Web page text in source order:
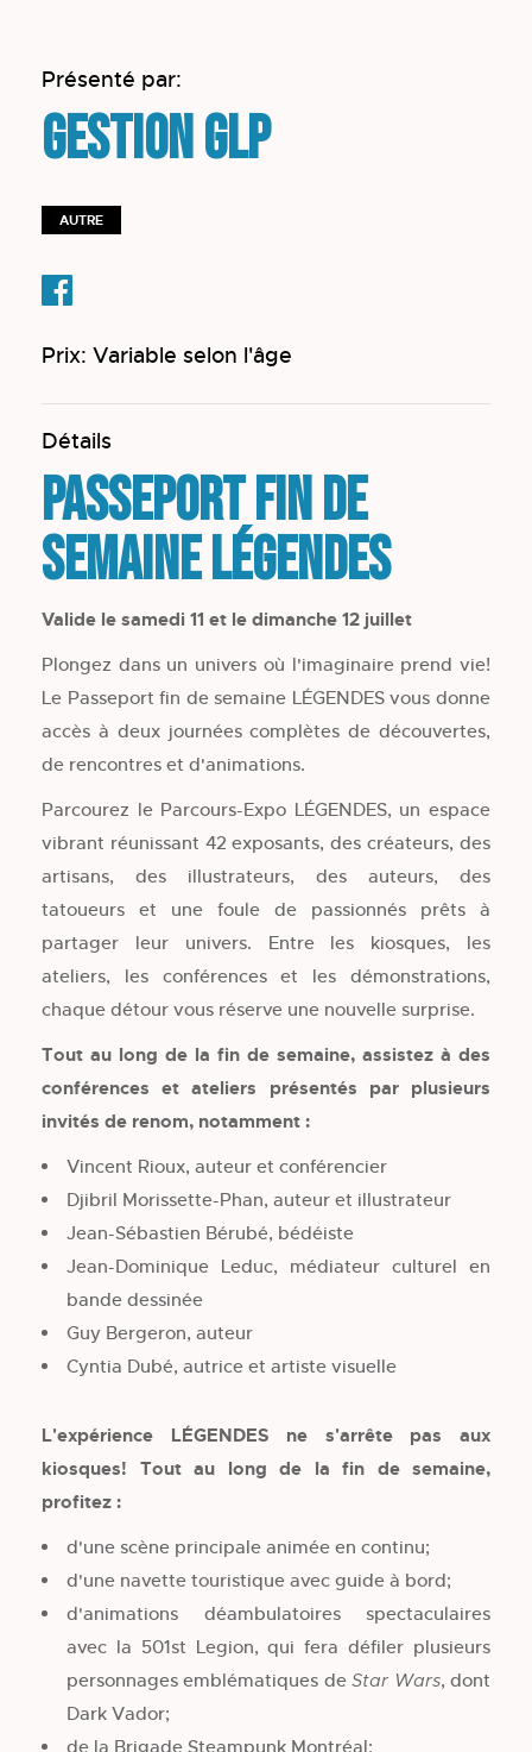
Présenté par:
Gestion GLP
AUTRE
Prix: Variable selon l'âge
Détails
Passeport fin de
semaine LÉGENDES
Valide le samedi 11 et le dimanche 12 juillet
Plongez dans un univers où l'imaginaire prend vie!
Le Passeport fin de semaine LÉGENDES vous donne
accès à deux journées complètes de découvertes,
de rencontres et d'animations.
Parcourez le Parcours-Expo LÉGENDES, un espace
vibrant réunissant 42 exposants, des créateurs, des
artisans, des illustrateurs, des auteurs, des
tatoueurs et une foule de passionnés prêts à
partager leur univers. Entre les kiosques, les
ateliers, les conférences et les démonstrations,
chaque détour vous réserve une nouvelle surprise.
Tout au long de la fin de semaine, assistez à des
conférences et ateliers présentés par plusieurs
invités de renom, notamment :
Vincent Rioux, auteur et conférencier
Djibril Morissette-Phan, auteur et illustrateur
Jean-Sébastien Bérubé, bédéiste
Jean-Dominique Leduc, médiateur culturel en
bande dessinée
Guy Bergeron, auteur
Cyntia Dubé, autrice et artiste visuelle
L'expérience LÉGENDES ne s'arrête pas aux
kiosques! Tout au long de la fin de semaine,
profitez :
d'une scène principale animée en continu;
d'une navette touristique avec guide à bord;
d'animations déambulatoires spectaculaires
avec la 501st Legion, qui fera défiler plusieurs
personnages emblématiques deStar Wars, dont
Dark Vador;
de la Brigade Steampunk Montréal;